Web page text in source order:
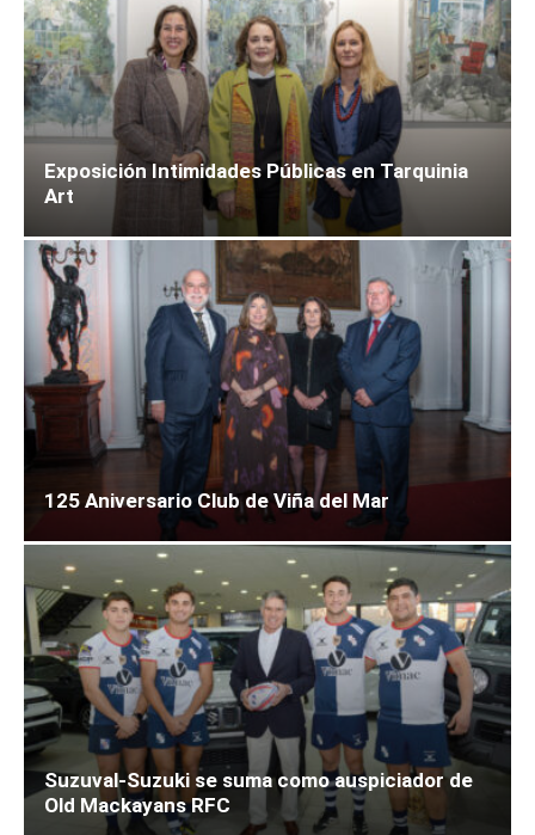
Exposición Intimidades Públicas en Tarquinia
Art
125 Aniversario Club de Viña del Mar
Suzuval-Suzuki se suma como auspiciador de
Old Mackayans RFC